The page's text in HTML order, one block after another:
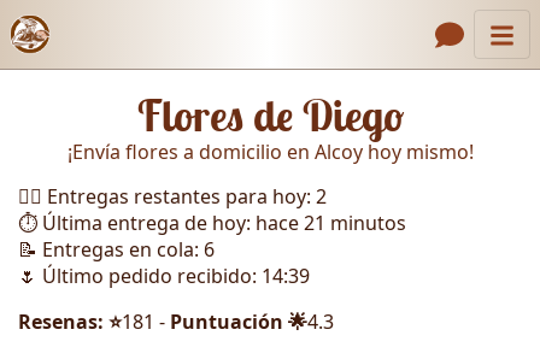
Enlaces de encabezado
Galería
Cómo Hacer un Pedido
Llámanos
Flores de Diego
¡Envía flores a domicilio en Alcoy hoy mismo!
🏃‍♂️ Entregas restantes para hoy: 2
⏱️ Última entrega de hoy: hace 21 minutos
📝 Entregas en cola: 6
🌷 Último pedido recibido: 14:39
Resenas: ⭐181 - Puntuación 🌟4.3